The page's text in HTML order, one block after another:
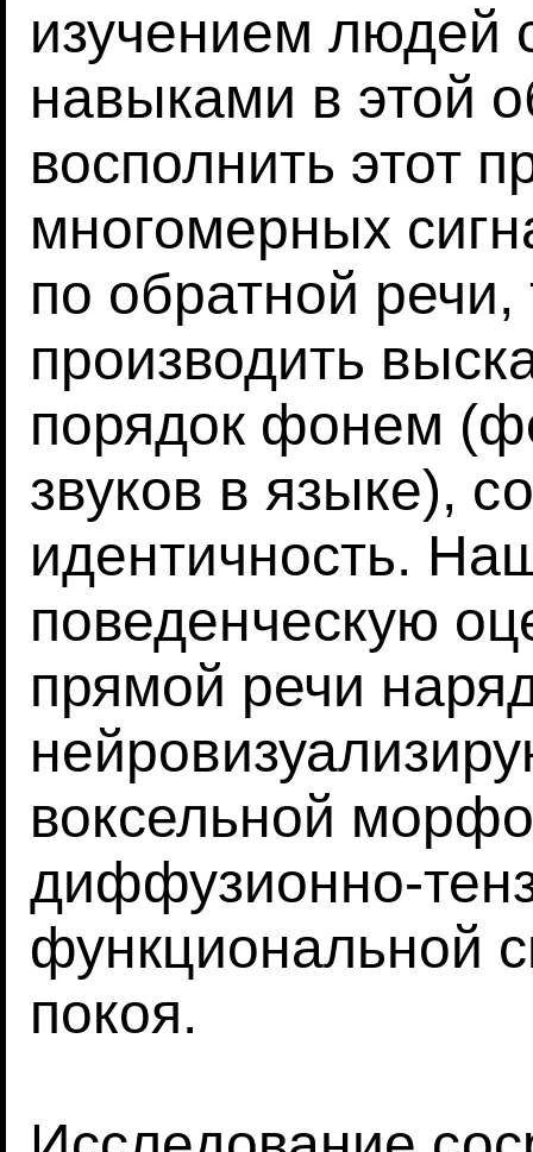
изучением людей
навыками в этой
восполнить этот
многомерных
по обратной речи,
производить
порядок фонем
звуков в языке),
идентичность.
поведенческую
прямой речи
воксельной
диффузионно-
функциональной
покоя.